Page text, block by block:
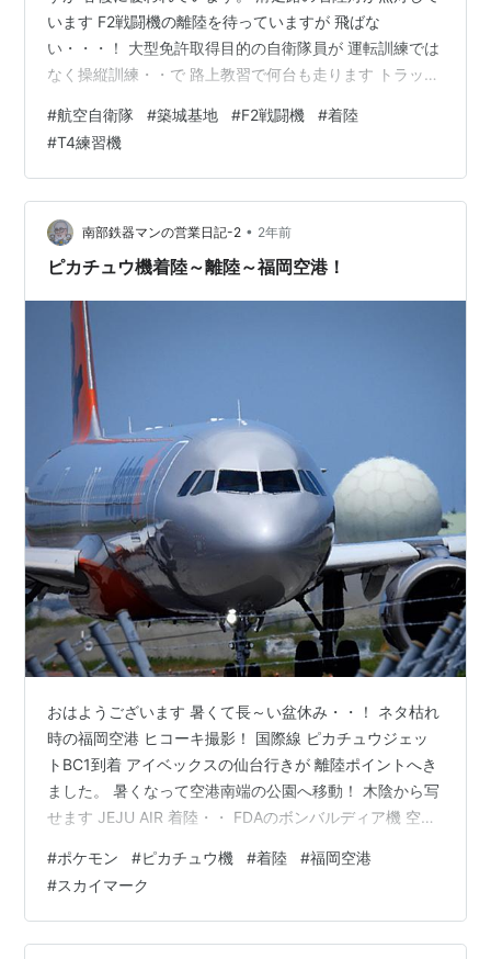
います F2戦闘機の離陸を待っていますが 飛ばな
い・・・！ 大型免許取得目的の自衛隊員が 運転訓練では
なく操縦訓練・・で 路上教習で何台も走ります トラック
航空自衛隊の「こだわり」か？ 待機している跨線橋ポイ
ントの下は 日豊本線・・特急SONICが走っています 黄色
のディーゼルカーも走っていました。 YーDC125 イエロ
ーワンディーゼルカー 試運転でした。 11時過ぎになって
F2がスタンバイ！ 4機 3機 3機 T4が1機離陸しま…
#航空自衛隊 #築城基地 #F2戦闘機 #着陸
#T4練習機
南部鉄器マンの営業日記-2 • 2年前
ピカチュウ機着陸～離陸～福岡空港！
おはようございます 暑くて長～い盆休み・・！ ネタ枯れ
時の福岡空港 ヒコーキ撮影！ 国際線 ピカチュウジェッ
トBC1到着 アイベックスの仙台行きが 離陸ポイントへき
ました。 暑くなって空港南端の公園へ移動！ 木陰から写
せます JEJU AIR 着陸・・ FDAのボンバルディア機 空港
さんを乗せ換えて離陸地点へ接近中 近くで見ると大きい
ですね！ 東京へ飛んで行きました。 今日は台風の影響で
欠航が多いですね！☆ 撮影ポイント！ 高級カメラで写し
ていたオジサンに こんにちは～！ と・・挨拶しても知ら
#ポケモン #ピカチュウ機 #着陸 #福岡空港
#スカイマーク